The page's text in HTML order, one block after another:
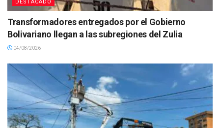
DESTACADO
Transformadores entregados por el Gobierno
Bolivariano llegan a las subregiones del Zulia
04/08/2026